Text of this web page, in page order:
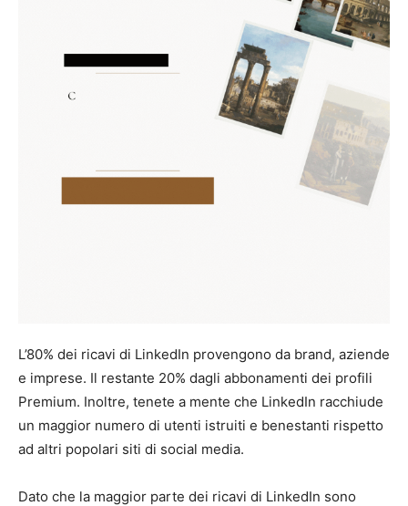
L’80% dei ricavi di LinkedIn provengono da brand, aziende
e imprese. Il restante 20% dagli abbonamenti dei profili
Premium. Inoltre, tenete a mente che LinkedIn racchiude
un maggior numero di utenti istruiti e benestanti rispetto
ad altri popolari siti di social media.
Dato che la maggior parte dei ricavi di LinkedIn sono